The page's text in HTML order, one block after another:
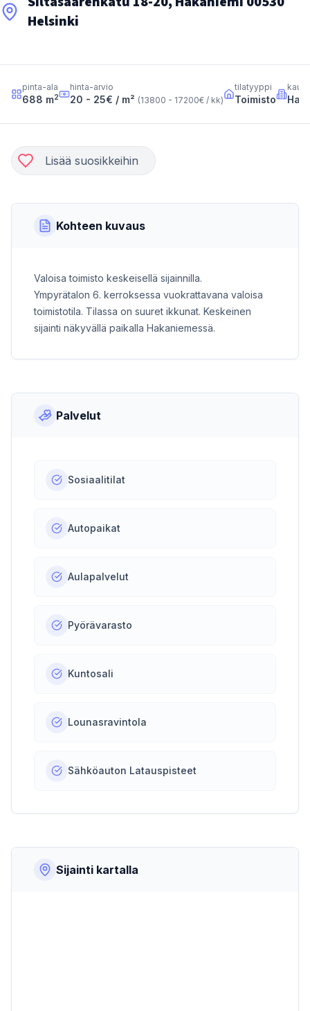
Helsinki
pinta-ala
688 m2
hinta-arvio
20 - 25€ / m² (13800 - 17200€ / kk)
tilatyyppi
Toimisto
Lisää suosikkeihin
Kohteen kuvaus
Valoisa toimisto keskeisellä sijainnilla.
Ympyrätalon 6. kerroksessa vuokrattavana valoisa
toimistotila. Tilassa on suuret ikkunat. Keskeinen
sijainti näkyvällä paikalla Hakaniemessä.
Palvelut
Sosiaalitilat
Autopaikat
Aulapalvelut
Pyörävarasto
Kuntosali
Lounasravintola
Sähköauton Latauspisteet
Sijainti kartalla